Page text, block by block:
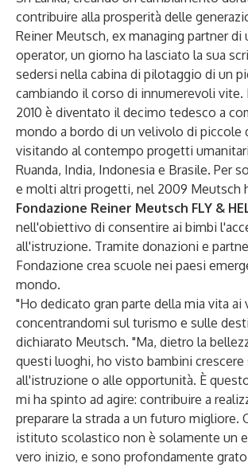
contribuire alla prosperità delle
Reiner Meutsch, ex managing partner di
operator, un giorno ha lasciato la sua
sedersi nella cabina di pilotaggio di un
cambiando il corso di innumerevoli vite.
2010 è diventato il decimo tedesco a
mondo a bordo di un velivolo di piccole
visitando al contempo progetti
Ruanda, India, Indonesia e Brasile. Per
e molti altri progetti, nel 2009 Meutsch
Fondazione Reiner Meutsch FLY &
nell'obiettivo di consentire ai bimbi
all'istruzione. Tramite donazioni e
Fondazione crea scuole nei paesi
mondo.
"Ho dedicato gran parte della mia vita ai
concentrandomi sul turismo e sulle
dichiarato Meutsch. "Ma, dietro la
questi luoghi, ho visto bambini crescere
all'istruzione o alle opportunità. È
mi ha spinto ad agire: contribuire a
preparare la strada a un futuro migliore.
istituto scolastico non è solamente un
vero inizio, e sono profondamente